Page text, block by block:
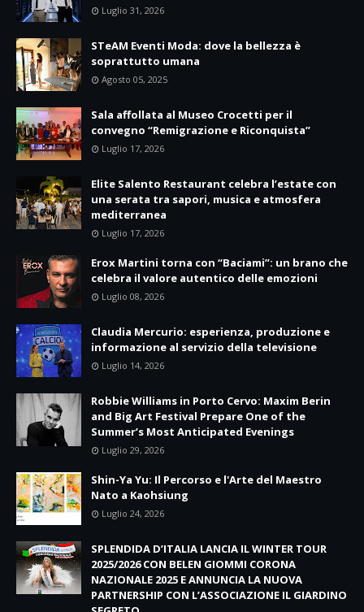
Luglio 31, 2026
STeAM Eventi Moda: dove la bellezza è
soprattutto umana
Agosto 05, 2025
Sala affollata al Museo Crocetti per il
convegno “Remigrazione e Riconquista”
Luglio 17, 2026
Elite Salento Restaurant celebra l’estate con
una serata tra sapori, musica e atmosfera
mediterranea
Luglio 17, 2026
Erox Martini torna con “Baciami”: un brano che
celebra il valore autentico delle emozioni
Luglio 08, 2026
Claudia Mercurio: esperienza, produzione e
informazione al servizio della televisione
Luglio 14, 2026
Robbie Williams in Porto Cervo: Maxim Berin
and Big Art Festival Prepare One of the
Summer’s Most Anticipated Evenings
Luglio 29, 2026
Shin-Ya Yu: Il Percorso e l'Arte del Maestro
Nato a Kaohsiung
Luglio 24, 2026
SPLENDIDA D’ITALIA LANCIA IL WINTER TOUR
2025/2026 CON BELEN GIOMMI CORONA
NAZIONALE 2025 E ANNUNCIA LA NUOVA
PARTNERSHIP CON L’ASSOCIAZIONE IL GIARDINO